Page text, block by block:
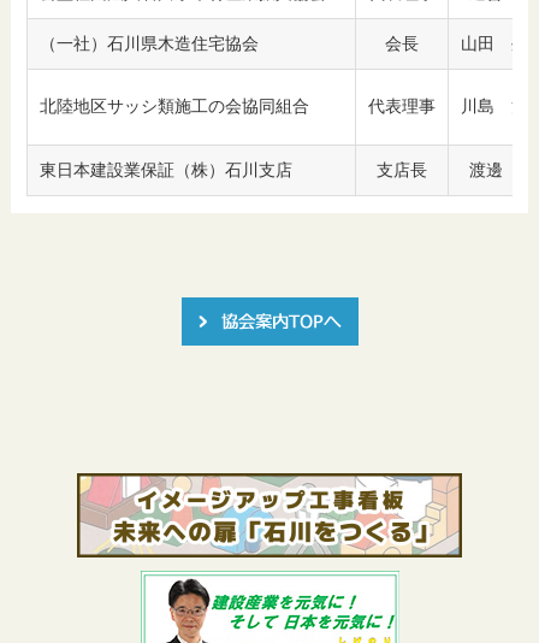
（一社）石川県木造住宅協会 会長 山田 外
北陸地区サッシ類施工の会協同組合 代表理事 川島 篁
東日本建設業保証（株）石川支店 支店長 渡邊 和